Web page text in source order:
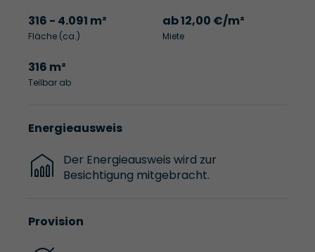
316 - 4.091 m²
Fläche (ca.)
ab 12,00 €/m²
Miete
316 m²
Teilbar ab
Energieausweis
Der Energieausweis wird zur
Besichtigung mitgebracht.
Provision